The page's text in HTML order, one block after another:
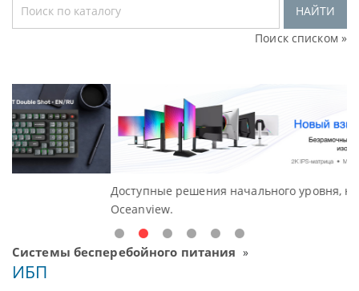
НАЙТИ
Поиск списком »
Доступные решения начального уровня, новые мониторы
Системы бесперебойного питания »
ИБП